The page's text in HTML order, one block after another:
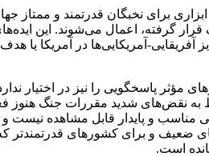
است که حقوق بین‌الملل ابزاری برای
گرفته، اعمال می‌شوند. این
آفریقایی-آمریکایی‌ها در آمریکا
مؤثر پاسخگویی را نیز در
نقض‌های شدید مقررات جنگ هنوز
مناسب و پایدار قابل مشاهده
و برای کشورهای قدرتمندتر که
است.